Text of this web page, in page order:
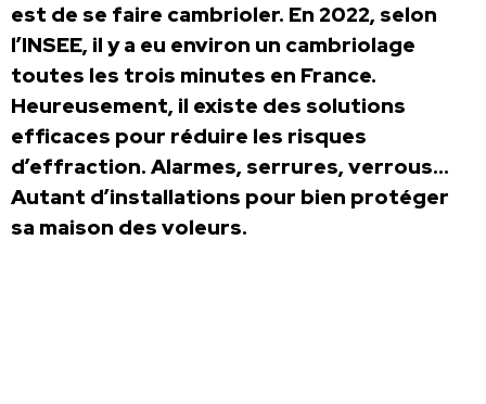
est de se faire cambrioler. En 2022, selon
l’INSEE, il y a eu environ un cambriolage
toutes les trois minutes en France.
Heureusement, il existe des solutions
efficaces pour réduire les risques
d’effraction. Alarmes, serrures, verrous…
Autant d’installations pour bien protéger
sa maison des voleurs.